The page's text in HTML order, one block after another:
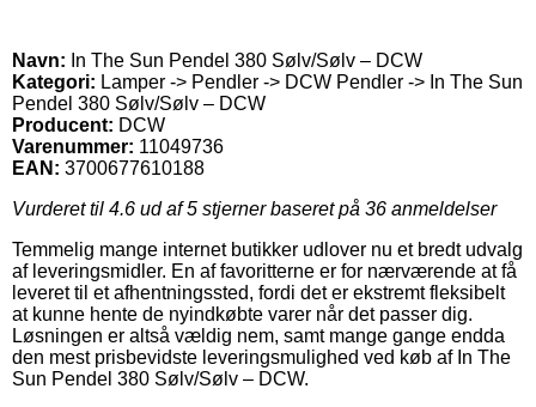
Navn: In The Sun Pendel 380 Sølv/Sølv – DCW
Kategori: Lamper -> Pendler -> DCW Pendler -> In The Sun
Pendel 380 Sølv/Sølv – DCW
Producent: DCW
Varenummer: 11049736
EAN: 3700677610188
Vurderet til 4.6 ud af 5 stjerner baseret på 36 anmeldelser
Temmelig mange internet butikker udlover nu et bredt udvalg
af leveringsmidler. En af favoritterne er for nærværende at få
leveret til et afhentningssted, fordi det er ekstremt fleksibelt
at kunne hente de nyindkøbte varer når det passer dig.
Løsningen er altså vældig nem, samt mange gange endda
den mest prisbevidste leveringsmulighed ved køb af In The
Sun Pendel 380 Sølv/Sølv – DCW.